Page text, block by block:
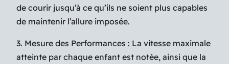
de courir jusqu’à ce qu’ils ne soient plus capables
de maintenir l’allure imposée.
3. Mesure des Performances : La vitesse maximale
atteinte par chaque enfant est notée, ainsi que la